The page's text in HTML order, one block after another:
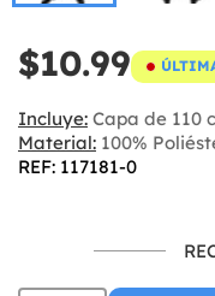
$10.99
Incluye: Capa de 110
Material: 100%
REF: 117181-0